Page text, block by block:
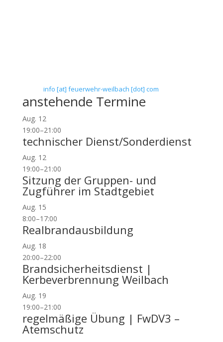
info [at] feuerwehr-weilbach [dot] com
anstehende Termine
Aug. 12
19:00–21:00
technischer Dienst/Sonderdienst
Aug. 12
19:00–21:00
Sitzung der Gruppen- und
Zugführer im Stadtgebiet
Aug. 15
8:00–17:00
Realbrandausbildung
Aug. 18
20:00–22:00
Brandsicherheitsdienst |
Kerbeverbrennung Weilbach
Aug. 19
19:00–21:00
regelmäßige Übung | FwDV3 –
Atemschutz